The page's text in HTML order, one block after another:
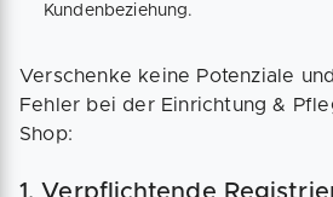
Kundenbeziehung.
Verschenke keine Potenziale
Fehler bei der Einrichtung &
Shop:
1. Verpflichtende